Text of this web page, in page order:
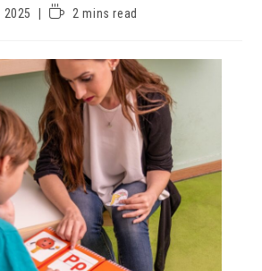
2025 2 mins read